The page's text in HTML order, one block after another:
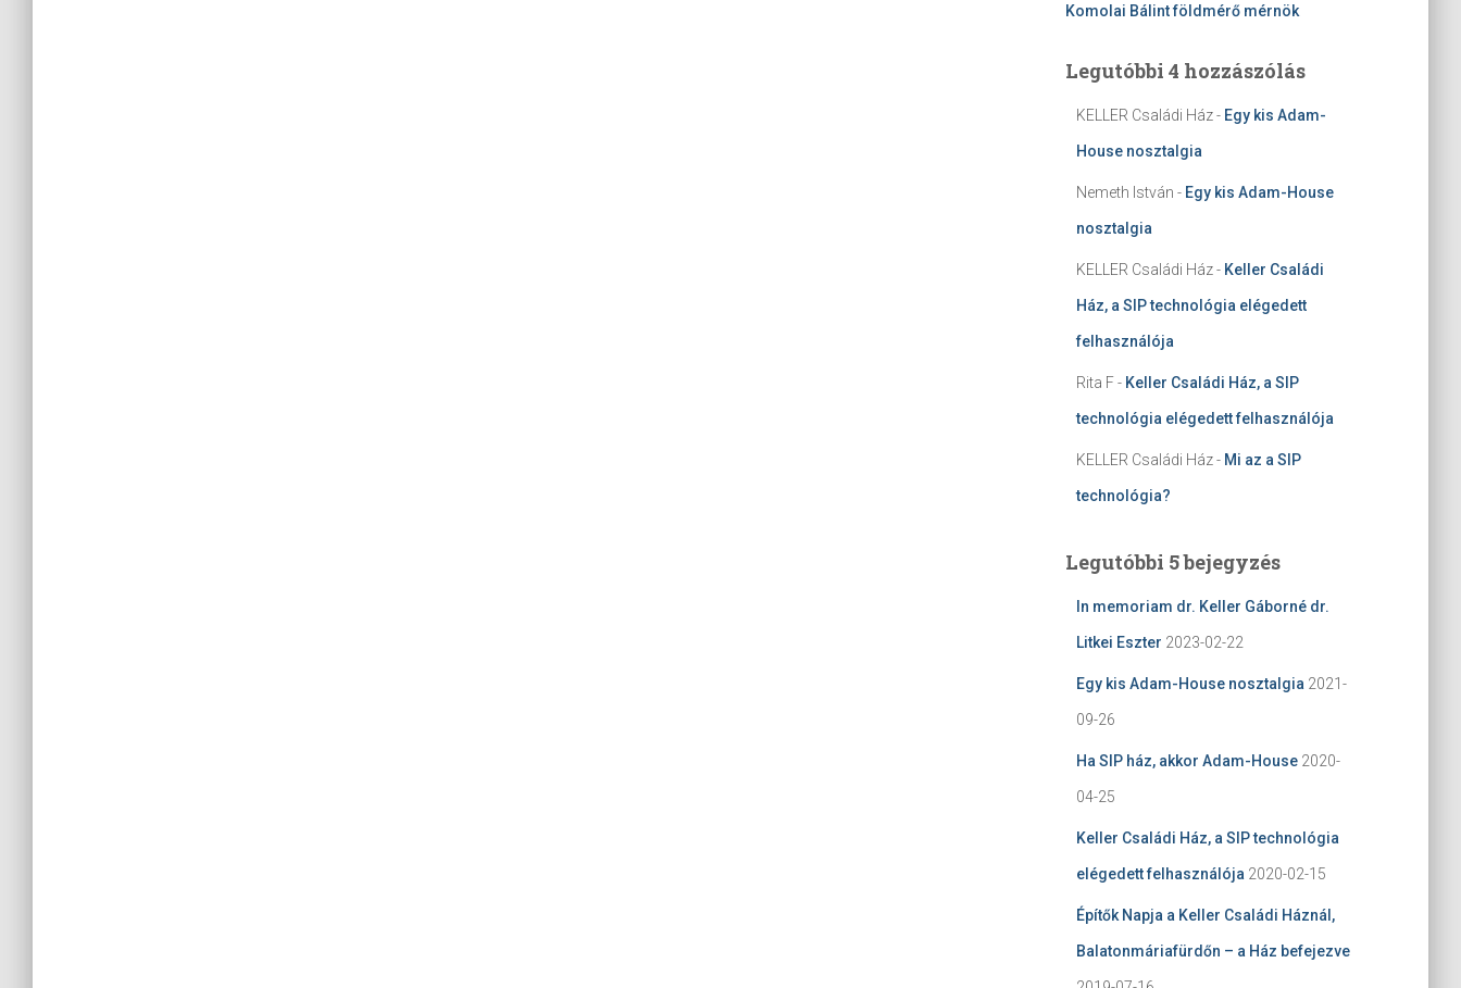
Komolai Bálint földmérő mérnök
Legutóbbi 4 hozzászólás
KELLER Családi Ház- Egy kis Adam-
House nosztalgia
Nemeth István - Egy kis Adam-House
nosztalgia
KELLER Családi Ház- Keller Családi
Ház, a SIP technológia elégedett
felhasználója
Rita F- Keller Családi Ház, a SIP
technológia elégedett felhasználója
KELLER Családi Ház- Mi az a SIP
technológia?
Legutóbbi 5 bejegyzés
In memoriam dr. Keller Gáborné dr.
Litkei Eszter 2023-02-22
Egy kis Adam-House nosztalgia 2021-
09-26
Ha SIP ház, akkor Adam-House 2020-
04-25
Keller Családi Ház, a SIP technológia
elégedett felhasználója 2020-02-15
Építők Napja a Keller Családi Háznál,
Balatonmáriafürdőn – a Ház befejezve